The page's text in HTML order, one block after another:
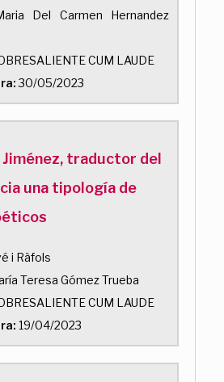
Del Carmen Hernandez
CUM LAUDE
30/05/2023
Jiménez, traductor del
una tipología de
i Ràfols
Teresa Gómez Trueba
CUM LAUDE
19/04/2023